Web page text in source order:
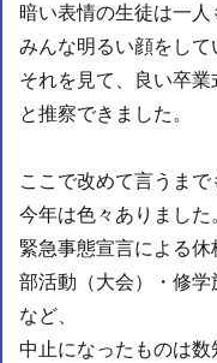
暗い表情の生徒は一人
みんな明るい顔をして
それを見て、良い卒
と推察できました。
ここで改めて言うまで
今年は色々ありました
緊急事態宣言による休
部活動（大会）・修
など、
中止になったものは数